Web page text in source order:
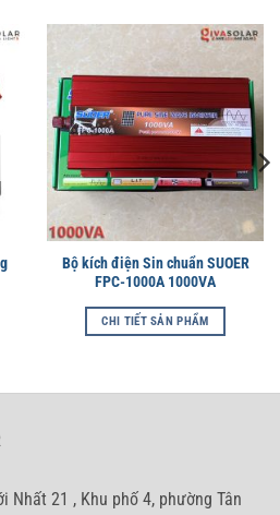
Bộ kích điện Sin chuẩn SUOER
FPC-1000A 1000VA
CHI TIẾT SẢN PHẨM
Nhất 21 , Khu phố 4, phường Tân